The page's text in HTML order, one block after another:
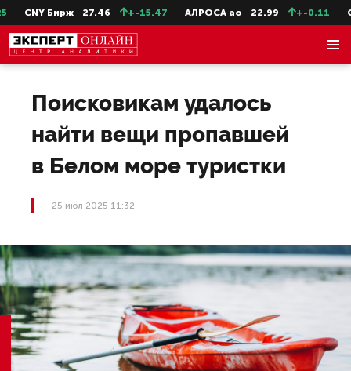
CNY Бирж 27.46 +-15.47 АЛРОСА ао 22.99 +-0.11
Поисковикам удалось
найти вещи пропавшей
в Белом море туристки
25 июл 2025 11:32